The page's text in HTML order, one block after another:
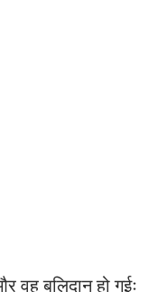
वह बलिदान हो गईः